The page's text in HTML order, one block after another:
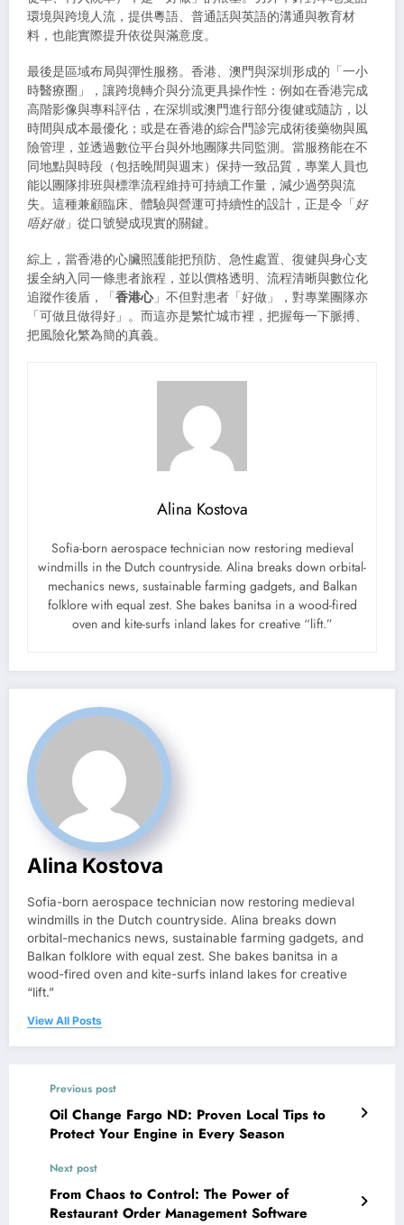
環境與跨境人流，提供粵語、普通話與英語的溝通與教育材
料，也能實際提升依從與滿意度。
最後是區域布局與彈性服務。香港、澳門與深圳形成的「一小
時醫療圈」，讓跨境轉介與分流更具操作性：例如在香港完成
高階影像與專科評估，在深圳或澳門進行部分復健或隨訪，以
時間與成本最優化；或是在香港的綜合門診完成術後藥物與風
險管理，並透過數位平台與外地團隊共同監測。當服務能在不
同地點與時段（包括晚間與週末）保持一致品質，專業人員也
能以團隊排班與標準流程維持可持續工作量，減少過勞與流
失。這種兼顧臨床、體驗與營運可持續性的設計，正是令「好
唔好做」從口號變成現實的關鍵。
綜上，當香港的心臟照護能把預防、急性處置、復健與身心支
援全納入同一條患者旅程，並以價格透明、流程清晰與數位化
追蹤作後盾，「香港心」不但對患者「好做」，對專業團隊亦
「可做且做得好」。而這亦是繁忙城市裡，把握每一下脈搏、
把風險化繁為簡的真義。
Alina Kostova
Sofia-born aerospace technician now restoring medieval
windmills in the Dutch countryside. Alina breaks down orbital-
mechanics news, sustainable farming gadgets, and Balkan
folklore with equal zest. She bakes banitsa in a wood-fired
oven and kite-surfs inland lakes for creative “lift.”
Alina Kostova
Sofia-born aerospace technician now restoring medieval
windmills in the Dutch countryside. Alina breaks down
orbital-mechanics news, sustainable farming gadgets, and
Balkan folklore with equal zest. She bakes banitsa in a
wood-fired oven and kite-surfs inland lakes for creative
“lift.”
View All Posts
Previous post
Oil Change Fargo ND: Proven Local Tips to
Protect Your Engine in Every Season
Next post
From Chaos to Control: The Power of
Restaurant Order Management Software